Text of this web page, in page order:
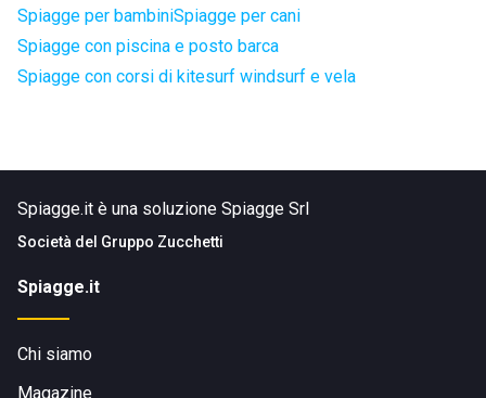
Spiagge per bambiniSpiagge per cani
Spiagge con piscina e posto barca
Spiagge con corsi di kitesurf windsurf e vela
Spiagge.it è una soluzione Spiagge Srl
Società del Gruppo Zucchetti
Spiagge.it
Chi siamo
Magazine